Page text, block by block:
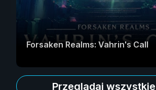
Forsaken Realms: Vahrin's Call
Przeglądaj